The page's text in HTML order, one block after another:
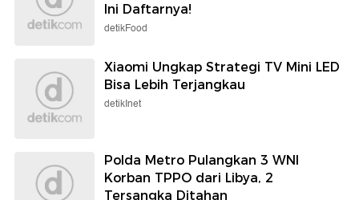
Ini Daftarnya!
detikFood
Xiaomi Ungkap Strategi TV Mini LED
Bisa Lebih Terjangkau
detikInet
Polda Metro Pulangkan 3 WNI
Korban TPPO dari Libya, 2
Tersangka Ditahan